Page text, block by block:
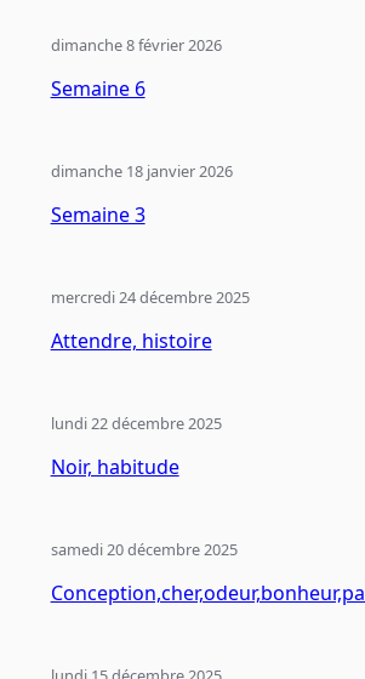
Semaine 6
dimanche 8 février 2026
Semaine 3
dimanche 18 janvier 2026
Attendre, histoire
mercredi 24 décembre 2025
Noir, habitude
lundi 22 décembre 2025
samedi 20 décembre 2025